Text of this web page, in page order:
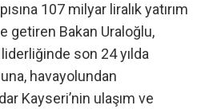
107 milyar liralık yatırım
getiren Bakan Uraloğlu,
liderliğinde son 24 yılda
havayolundan
Kayseri’nin ulaşım ve